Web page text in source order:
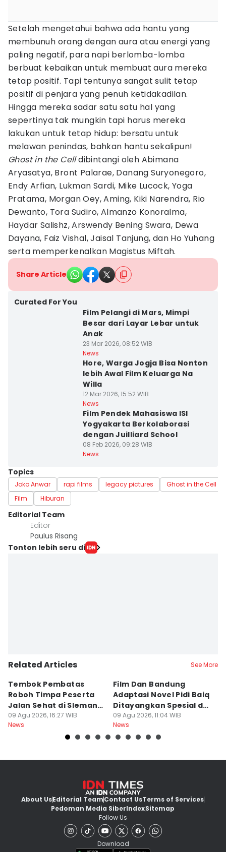
Setelah mengetahui bahwa ada hantu yang
membunuh orang dengan aura atau energi yang
paling negatif, para napi berlomba-lomba
berbuat kebaikan untuk membuat aura mereka
tetap positif. Tapi tentunya sangat sulit tetap
positif di penjara yang penuh ketidakadilan.
Hingga mereka sadar satu satu hal yang
sepertinya tak mungkin tapi harus mereka
lakukan untuk tetap hidup: bersatu untuk
melawan penindas, bahkan hantu sekalipun!
Ghost in the Celldibintangi oleh Abimana
Aryasatya, Bront Palarae, Danang Suryonegoro,
Endy Arfian, Lukman Sardi, Mike Lucock, Yoga
Pratama, Morgan Oey, Aming, Kiki Narendra, Rio
Dewanto, Tora Sudiro, Almanzo Konoralma,
Haydar Salishz, Arswendy Bening Swara, Dewa
Dayana, Faiz Vishal, Jaisal Tanjung, dan Ho Yuhang
serta memperkenalkan Magistus Miftah.
Share Article
Curated For You
Film Pelangi di Mars, Mimpi
Besar dari Layar Lebar untuk
Anak
23 Mar 2026, 08:52 WIB
News
Hore, Warga Jogja Bisa Nonton
lebih Awal Film Keluarga Na
Willa
12 Mar 2026, 15:52 WIB
News
Film Pendek Mahasiswa ISI
Yogyakarta Berkolaborasi
dengan Juilliard School
08 Feb 2026, 09:28 WIB
News
Topics
Joko Anwar rapi films legacy pictures
Ghost in the Cell
Film
Hiburan
Editorial Team
Editor
Paulus Risang
Tonton lebih seru di
Related Articles See More
Tembok Pembatas
Roboh Timpa Peserta
Jalan Sehat di Sleman,
10 Orang Luka
09 Agu 2026, 16:27 WIB
News
Film Dan Bandung
Adaptasi Novel Pidi Baiq
Ditayangkan Spesial di
Jogja
09 Agu 2026, 11:04 WIB
News
About UsEditorial TeamContact UsTerms of Services
Pedoman Media SiberIndexSitemap
Follow Us
Download